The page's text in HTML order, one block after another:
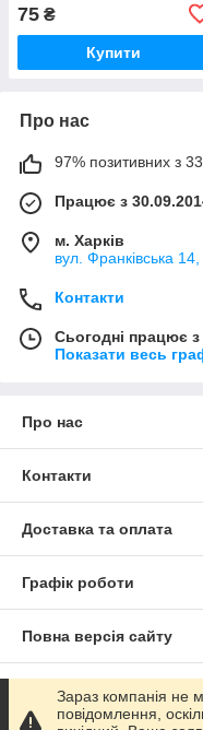
75 ₴
Купити
Про нас
97% позитивних з 33
Працює з
м. Харків
вул. Франківська 14,
Контакти
Сьогодні працює
Показати весь
Про нас
Контакти
Доставка та оплата
Графік роботи
Повна версія сайту
Сайт створено на
Зараз компанія не
повідомлення,